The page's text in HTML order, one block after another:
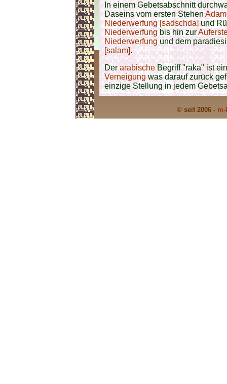
In einem Gebetsabschnitt
Daseins vom ersten Stehen
Niederwerfung [sadschda]und
Niederwerfungbis hin zur
Niederwerfungund dem
[salam].
DerarabischeBegriff "raka" ist
Verneigungwas darauf zurück
einzige Stellung in jedem
© seit 2006 -